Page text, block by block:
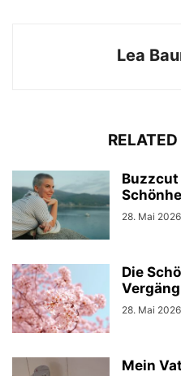
Lea
28. Mai 2026
Die
28. Mai 2026
Mein